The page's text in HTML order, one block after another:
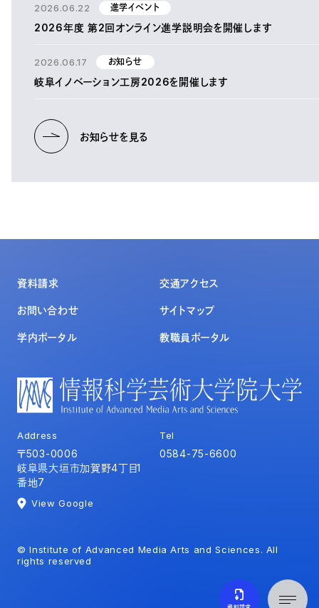
2026.06.22 進学イベント
2026年度 第2回オンライン進学説明会を開催します
2026.06.17 お知らせ
岐阜イノベーション工房2026を開催します
お知らせを見る
資料請求 交通アクセス
お問い合わせ サイトマップ
学内ポータル 教職員ポータル
Address
〒503-0006
岐阜県大垣市加賀野4丁目1
番地7
View Google
Tel
0584-75-6600
© Institute of Advanced Media Arts and Sciences. All
rights reserved